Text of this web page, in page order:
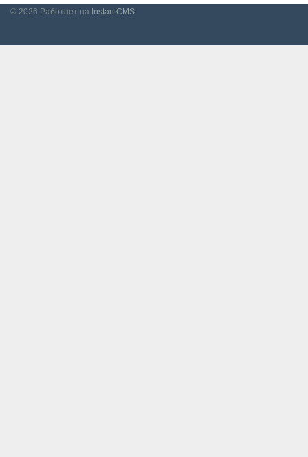
© 2026 Работает на InstantCMS